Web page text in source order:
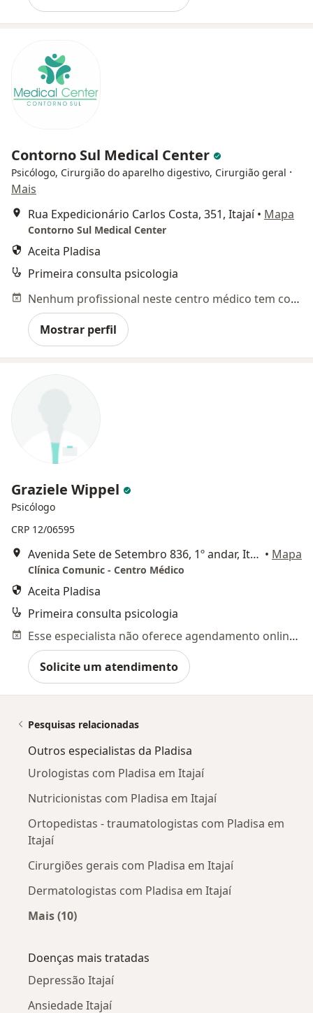
Contorno Sul Medical Center
Psicólogo, Cirurgião do aparelho digestivo, Cirurgião geral ·
Mais
Rua Expedicionário Carlos Costa, 351, Itajaí • Mapa
Contorno Sul Medical Center
Aceita Pladisa
Primeira consulta psicologia
Nenhum profissional neste centro médico tem consultas disponíveis
Mostrar perfil
Graziele Wippel
Psicólogo
CRP 12/06595
Avenida Sete de Setembro 836, 1º andar, Itajaí • Mapa
Clínica Comunic - Centro Médico
Aceita Pladisa
Primeira consulta psicologia
Esse especialista não oferece agendamento online para esse endereço.
Solicite um atendimento
Pesquisas relacionadas
Outros especialistas da Pladisa
Urologistas com Pladisa em Itajaí
Nutricionistas com Pladisa em Itajaí
Ortopedistas - traumatologistas com Pladisa em
Itajaí
Cirurgiões gerais com Pladisa em Itajaí
Dermatologistas com Pladisa em Itajaí
Mais (10)
Doenças mais tratadas
Depressão Itajaí
Ansiedade Itajaí